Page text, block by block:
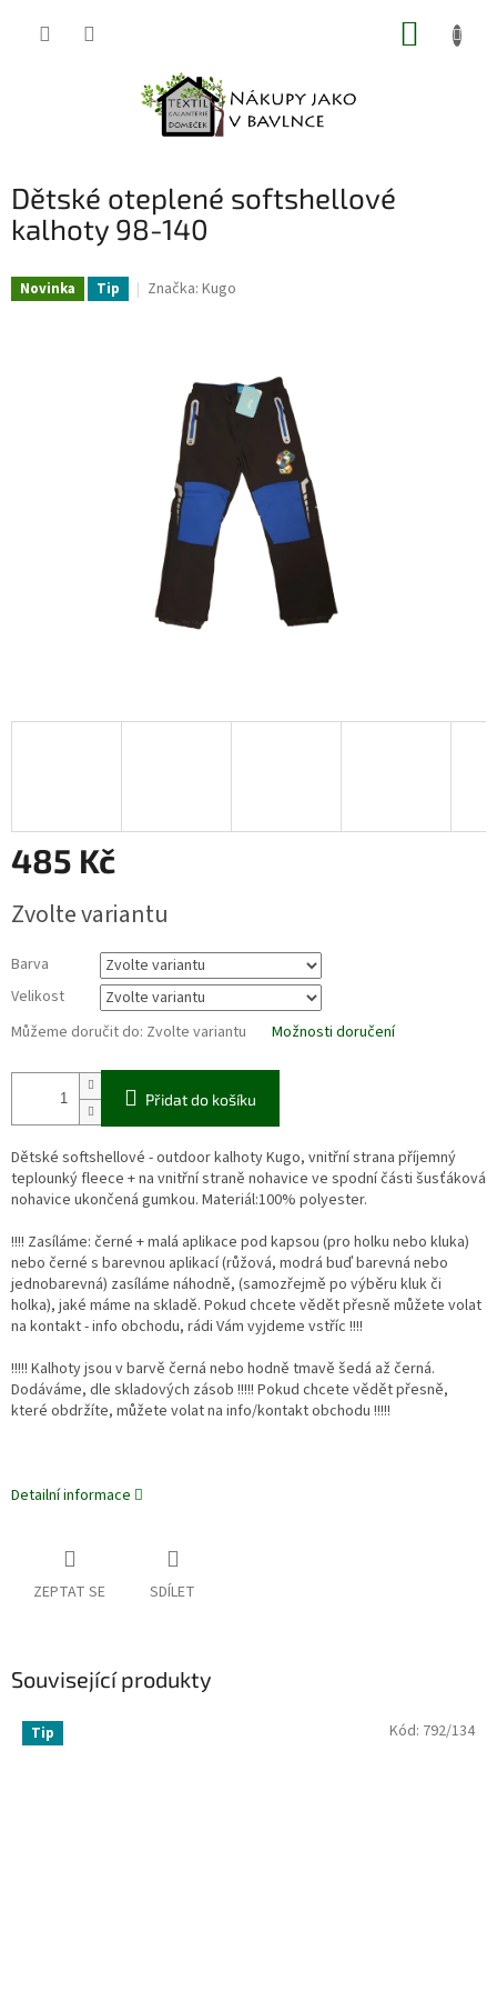
Dětské oteplené softshellové
kalhoty 98-140
Novinka Tip Značka: Kugo
485 Kč
cena:
Zvolte variantu
Barva
Velikost
Můžeme doručit do: Zvolte variantu Možnosti doručení
Přidat do košíku
Dětské softshellové - outdoor kalhoty Kugo, vnitřní strana příjemný
teplounký fleece + na vnitřní straně nohavice ve spodní části šusťáková
nohavice ukončená gumkou. Materiál:100% polyester.
!!!! Zasíláme: černé + malá aplikace pod kapsou (pro holku nebo kluka)
nebo černé s barevnou aplikací (růžová, modrá buď barevná nebo
jednobarevná) zasíláme náhodně, (samozřejmě po výběru kluk či
holka), jaké máme na skladě. Pokud chcete vědět přesně můžete volat
na kontakt - info obchodu, rádi Vám vyjdeme vstříc !!!!
!!!!! Kalhoty jsou v barvě černá nebo hodně tmavě šedá až černá.
Dodáváme, dle skladových zásob !!!!! Pokud chcete vědět přesně,
které obdržíte, můžete volat na info/kontakt obchodu !!!!!
Detailní informace
ZEPTAT SE SDÍLET
Související produkty
Tip Kód: 792/134